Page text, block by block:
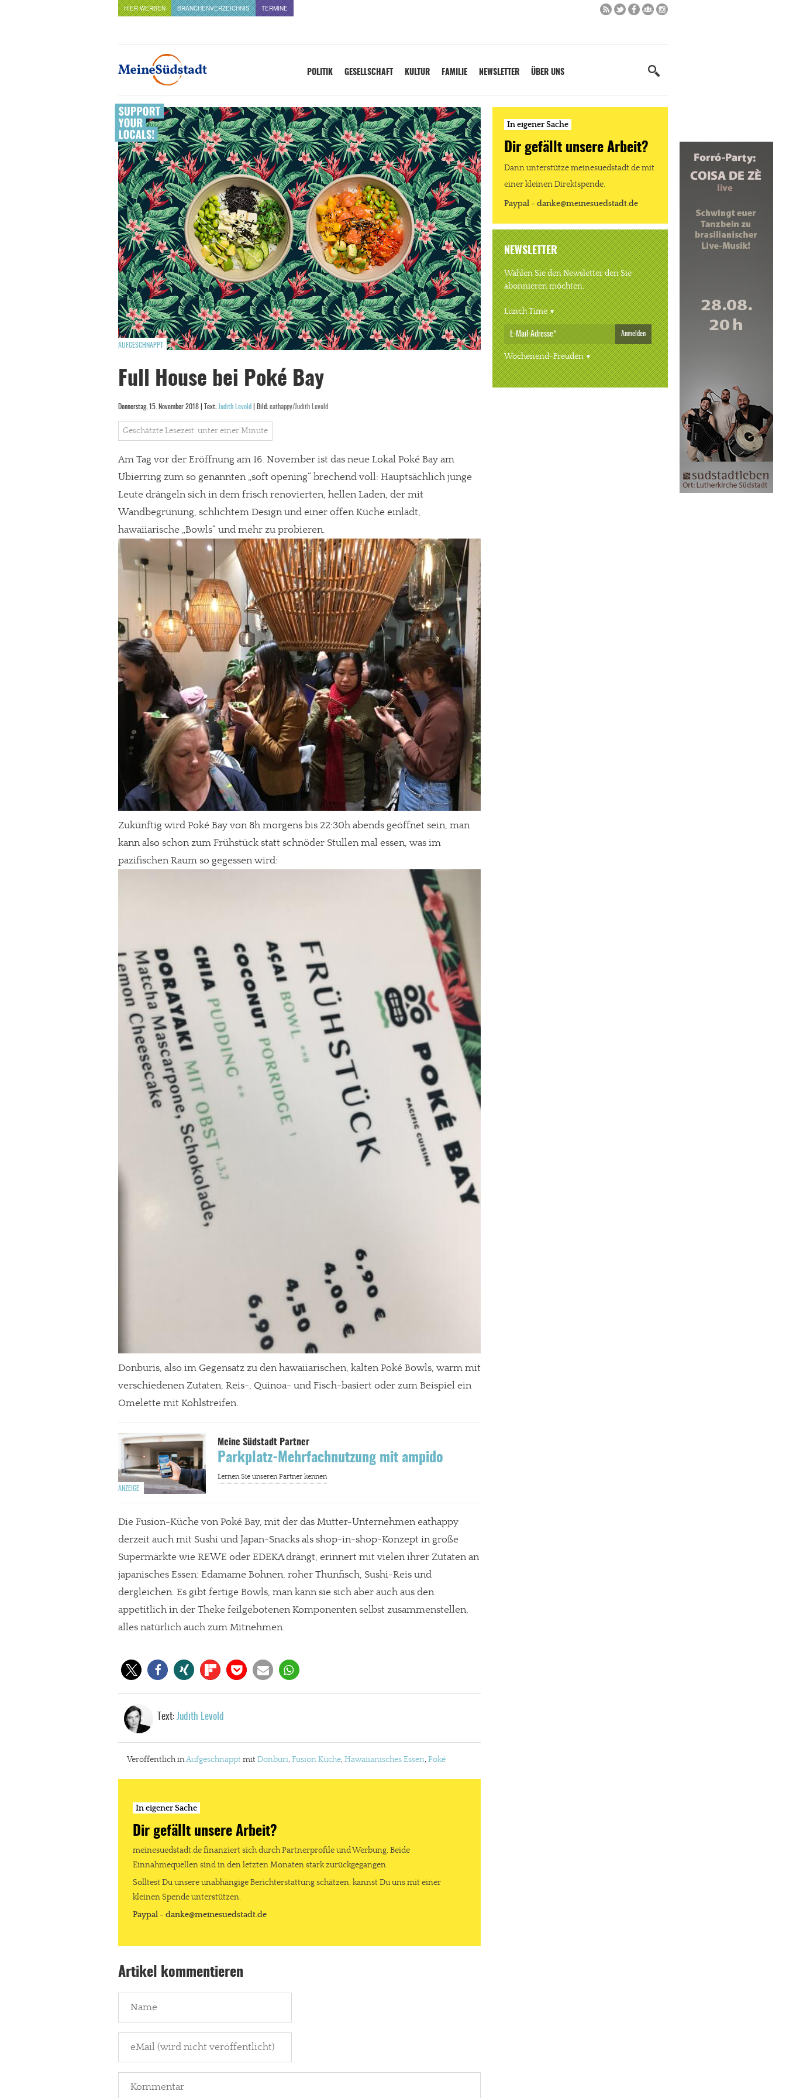
Dir gefällt unsere Arbeit?
meinesuedstadt.de finanziert sich durch Partnerprofile und Werbung. Beide Einnahmequellen sind in den letzten Monaten stark zurückgegangen.
Solltest Du unsere unabhängige Berichterstattung schätzen, kannst Du uns mit einer kleinen Spende unterstützen.
JETZT SPENDEN Schon erledigt!
HIER WERBEN BRANCHENVERZEICHNIS TERMINE
POLITIK GESELLSCHAFT KULTUR FAMILIE NEWSLETTER ÜBER UNS
AUFGESCHNAPPT
Full House bei Poké Bay
Donnerstag, 15. November 2018 | Text: Judith Levold | Bild: eathappy/Judith Levold
Geschätzte Lesezeit: unter einer Minute
Am Tag vor der Eröffnung am 16. November ist das neue Lokal Poké Bay am
Ubierring zum so genannten „soft opening“ brechend voll: Hauptsächlich junge
Leute drängeln sich in dem frisch renovierten, hellen Laden, der mit
Wandbegrünung, schlichtem Design und einer offen Küche einlädt,
hawaiiarische „Bowls“ und mehr zu probieren.
Zukünftig wird Poké Bay von 8h morgens bis 22:30h abends geöffnet sein, man
kann also schon zum Frühstück statt schnöder Stullen mal essen, was im
pazifischen Raum so gegessen wird:
Donburis, also im Gegensatz zu den hawaiiarischen, kalten Poké Bowls, warm mit
verschiedenen Zutaten, Reis-, Quinoa- und Fisch-basiert oder zum Beispiel ein
Omelette mit Kohlstreifen.
Parkplatz-Mehrfachnutzung mit ampido
Die Fusion-Küche von Poké Bay, mit der das Mutter-Unternehmen eathappy
derzeit auch mit Sushi und Japan-Snacks als shop-in-shop-Konzept in große
Supermärkte wie REWE oder EDEKA drängt, erinnert mit vielen ihrer Zutaten an
japanisches Essen: Edamame Bohnen, roher Thunfisch, Sushi-Reis und
dergleichen. Es gibt fertige Bowls, man kann sie sich aber auch aus den
appetitlich in der Theke feilgebotenen Komponenten selbst zusammenstellen,
alles natürlich auch zum Mitnehmen.
Text: Judith Levold
Veröffentlich inAufgeschnapptmitDonburi, Fusion Küche, Hawaiianisches Essen, Poké
In eigener Sache
Dir gefällt unsere Arbeit?
meinesuedstadt.de finanziert sich durch Partnerprofile und Werbung. Beide
Einnahmequellen sind in den letzten Monaten stark zurückgegangen.
Solltest Du unsere unabhängige Berichterstattung schätzen, kannst Du uns mit einer
kleinen Spende unterstützen.
Paypal - danke@meinesuedstadt.de
Artikel kommentieren
In eigener Sache
Dir gefällt unsere Arbeit?
Dann unterstütze meinesuedstadt.de mit
einer kleinen Direktspende.
Paypal - danke@meinesuedstadt.de
NEWSLETTER
Wählen Sie den Newsletter den Sie
abonnieren möchten.
Lunch Time
Anmelden
Wochenend-Freuden